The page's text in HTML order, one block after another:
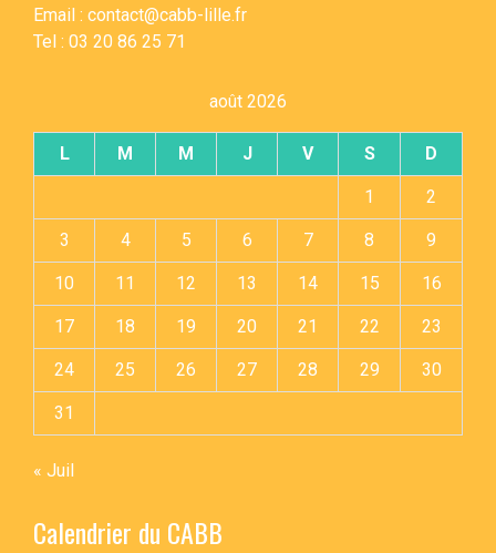
Email : contact@cabb-lille.fr
Tel : 03 20 86 25 71
août 2026
L M M J V S D
1 2
3 4 5 6 7 8 9
10 11 12 13 14 15 16
17 18 19 20 21 22 23
24 25 26 27 28 29 30
31
« Juil
Calendrier du CABB